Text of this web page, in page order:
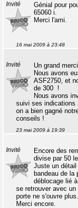
Invité
Génial pour
65060 i.
Merci l'ami.
16 mai 2009 à 23:48
Invité
Un grand
Nous avons
ASF2750, et
de 300  !
Nous avons
suivi ses indications
on a bien gagné
conseils !
23 mai 2009 à 19:39
Invité
Encore des
divise par 50
Juste un
bandeau de
déblocage lié
se retrouver avec
porte ne s'ouvre
Merci encore.